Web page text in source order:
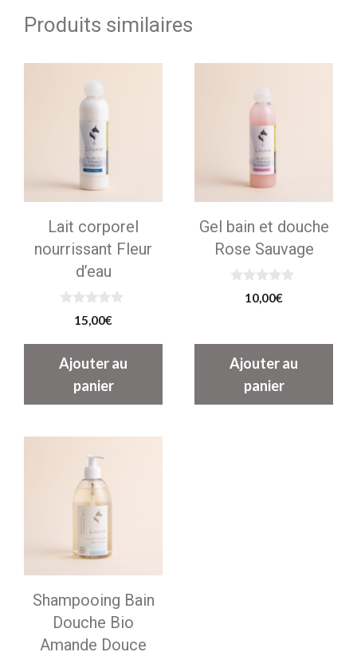
Produits similaires
Lait corporel
nourrissant Fleur
d’eau
5
15,00€
Ajouter au
panier
Gel bain et douche
Rose Sauvage
10,00€
Ajouter au
panier
Shampooing Bain
Douche Bio
Amande Douce